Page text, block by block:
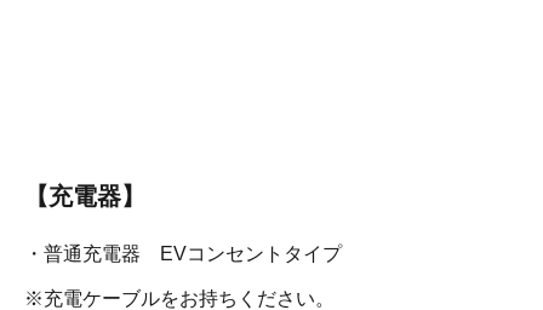
【充電器】
・普通充電器 EVコンセントタイプ
※充電ケーブルをお持ちください。